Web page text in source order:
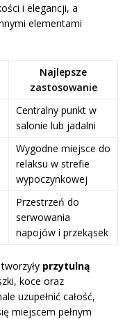
i elegancji, a
elementami
Najlepsze
zastosowanie
Centralny punkt w
salonie lub jadalni
Wygodne miejsce do
relaksu w strefie
wypoczynkowej
Przestrzeń do
serwowania
napojów i przekąsek
przytulną
koce oraz
uzupełnić całość,
miejscem pełnym